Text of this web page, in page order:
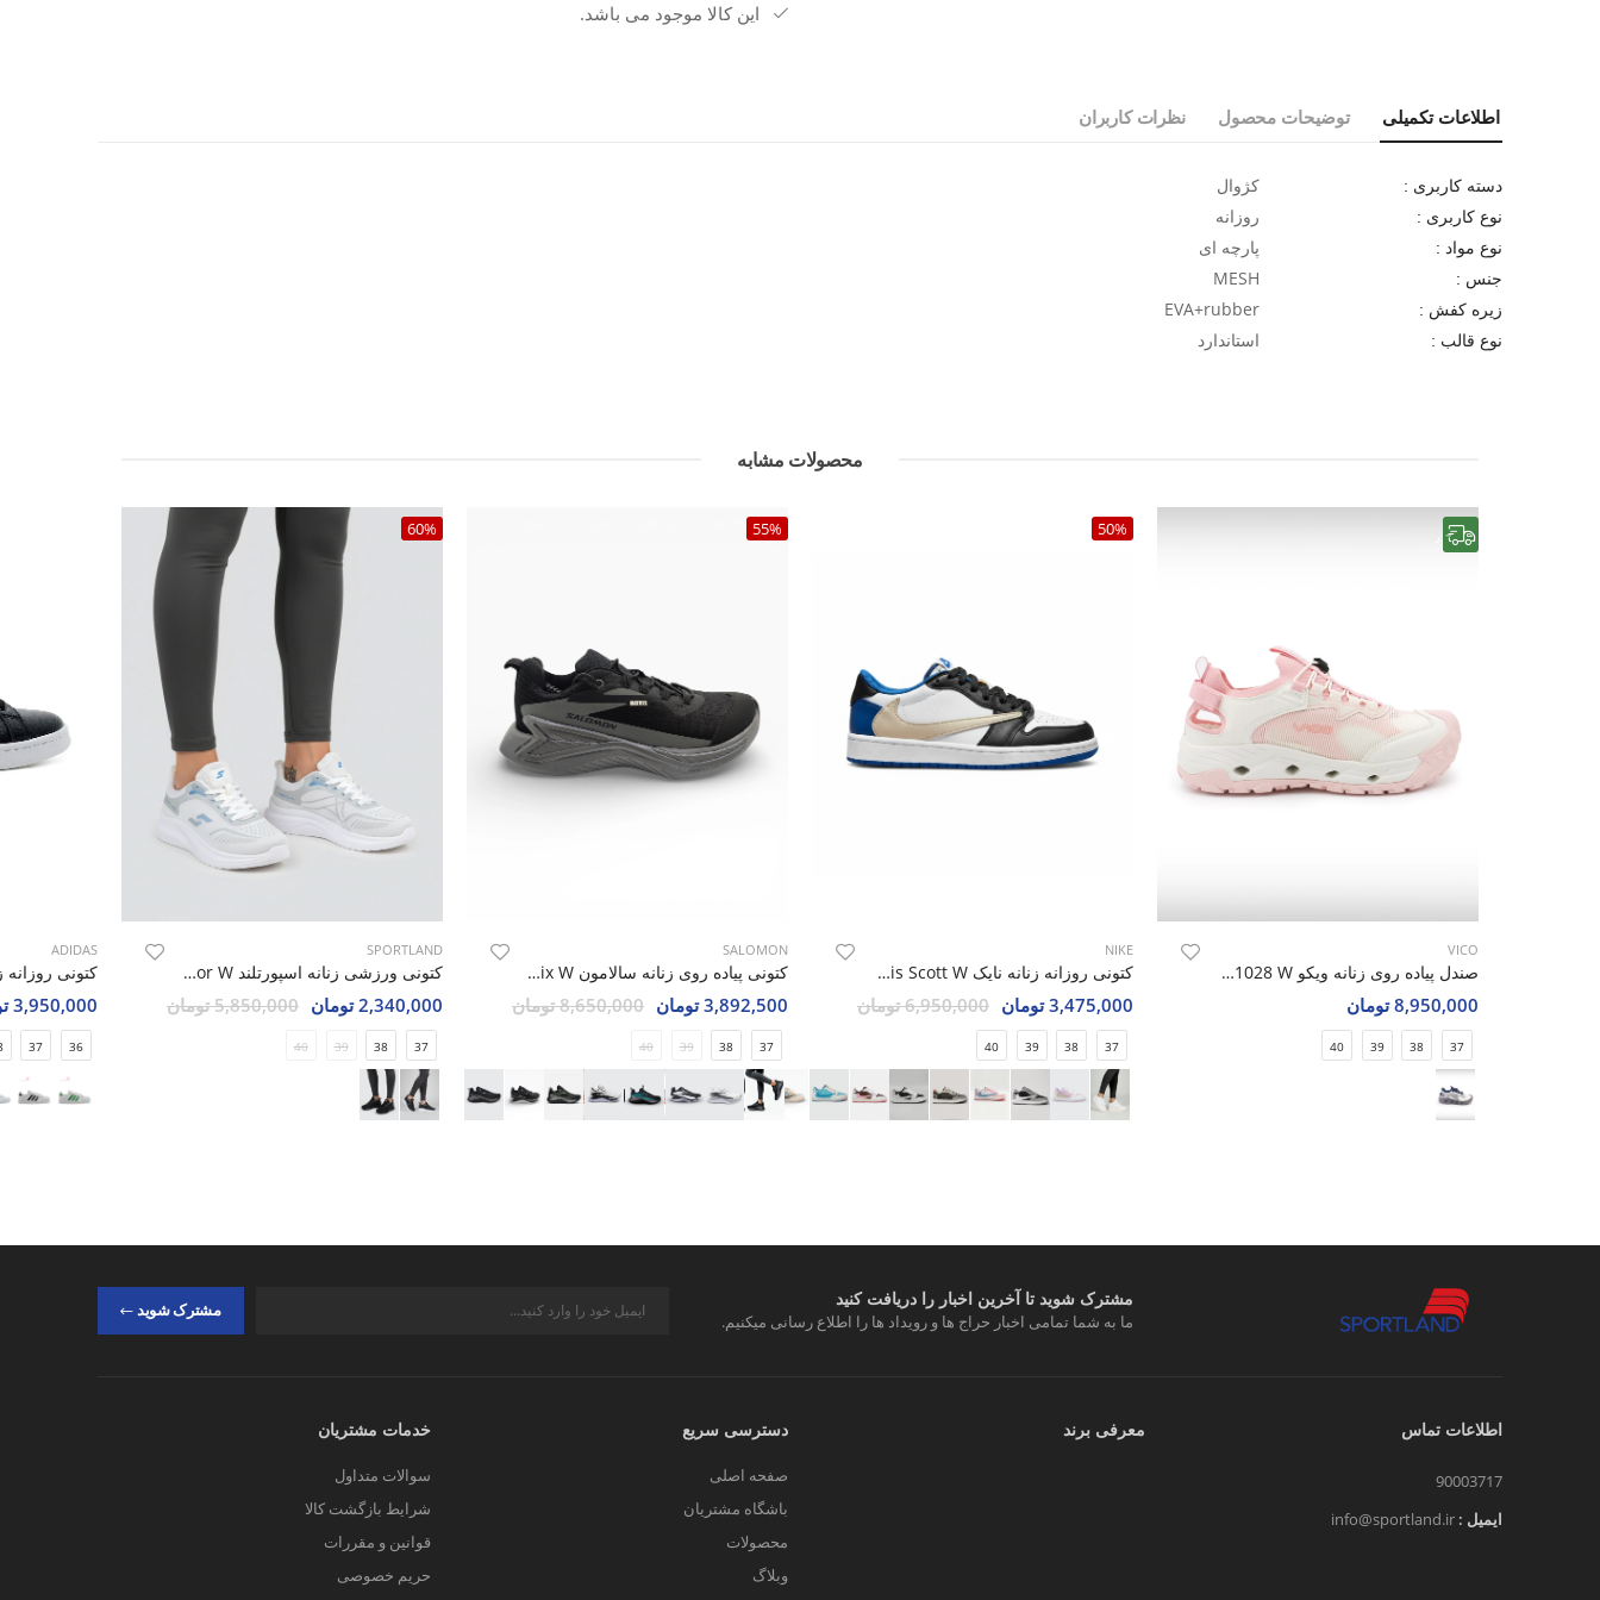
مزایا: گردش هوای بهتر داخل کفش، کاهش فشار هنگام راه رفتن، مناسب برای استایل روزمره،
این کالا موجود می باشد.
اطلاعات تکمیلی توضیحات محصول نظرات کاربران
دسته کاربری : کژوال
نوع کاربری : روزانه
نوع مواد : پارچه ای
جنس : MESH
زیره کفش : EVA+rubber
نوع قالب : استاندارد
محصولات مشابه
VICO
صندل پیاده روی زنانه ویکو Vico R1028 W
8,950,000 تومان
37
38
39
40
50%
NIKE
کتونی روزانه زنانه نایک Nike Jordan 1 Low Travis Scott W
3,475,000 تومان 6,950,000 تومان
37
38
39
40
55%
SALOMON
کتونی پیاده روی زنانه سالامون Genesis Matrix W
3,892,500 تومان 8,650,000 تومان
37
38
39
40
60%
SPORTLAND
کتونی ورزشی زنانه اسپورتلند Raptor W
2,340,000 تومان 5,850,000 تومان
37
38
39
40
ADIDAS
3,950,000 تومان
36
37
مشترک شوید تا آخرین اخبار را دریافت کنید
ما به شما تمامی اخبار حراج ها و رویداد ها را اطلاع رسانی میکنیم.
مشترک شوید
اطلاعات تماس
90003717
ایمیل : info@sportland.ir
معرفی برند دسترسی سریع
صفحه اصلی
باشگاه مشتریان
محصولات
وبلاگ
خدمات مشتریان
سوالات متداول
شرایط بازگشت کالا
قوانین و مقررات
حریم خصوصی